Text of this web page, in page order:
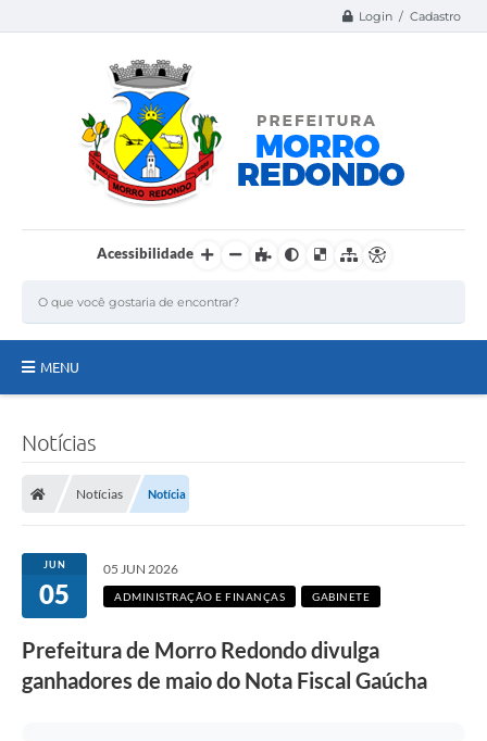
Login / Cadastro
Acessibilidade
MENU
Secretarias
Notícias
Contato
Notícias
Notícias Notícia
JUN
05
05 JUN 2026
ADMINISTRAÇÃO E FINANÇAS GABINETE
Prefeitura de Morro Redondo divulga
ganhadores de maio do Nota Fiscal Gaúcha